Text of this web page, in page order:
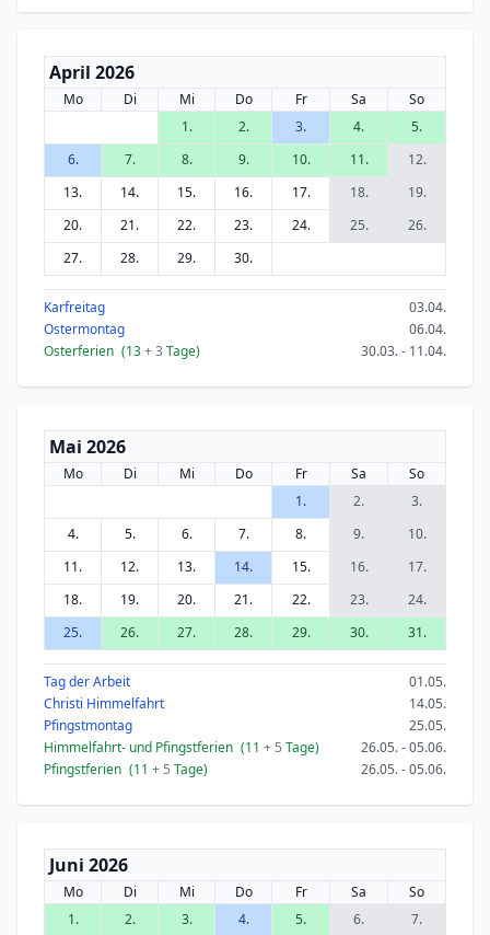
April 2026
Mo Di Mi Do Fr Sa
So
1.
2. 3. 4.
5.
6.
7. 8. 9. 10. 11.
12.
13.
14. 15. 16. 17. 18.
19.
20.
21. 22. 23. 24. 25.
26.
27.
28. 29. 30.
Karfreitag
03.04.
Ostermontag
06.04.
Osterferien (13+ 3 Tage) 30.03. - 11.04.
Mai 2026
Mo Di Mi Do Fr Sa
So
1.
2.
3.
4.
5. 6. 7. 8. 9.
10.
11.
12. 13. 14. 15. 16.
17.
18.
19. 20. 21. 22. 23.
24.
25.
26. 27. 28. 29. 30. 31.
Tag der Arbeit
01.05.
Christi Himmelfahrt
14.05.
Pfingstmontag
25.05.
Himmelfahrt- und Pfingstferien (11 + 5 Tage)
26.05. - 05.06.
Pfingstferien (11 + 5 Tage) 26.05. - 05.06.
Juni 2026
Mo Di Mi Do Fr Sa
So
1.
2. 3. 4. 5. 6. 7.